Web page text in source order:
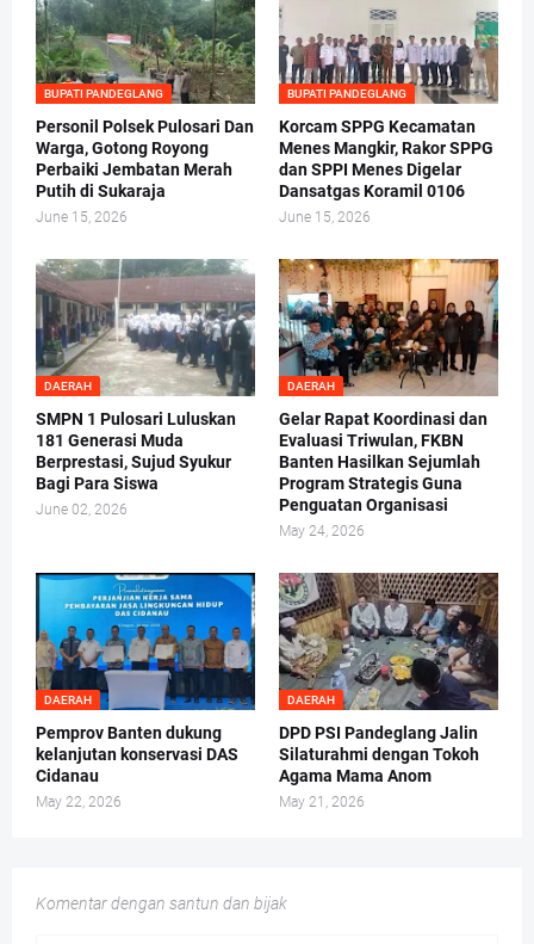
BUPATI PANDEGLANG
Personil Polsek Pulosari Dan
Warga, Gotong Royong
Perbaiki Jembatan Merah
Putih di Sukaraja
June 15, 2026
BUPATI PANDEGLANG
Korcam SPPG Kecamatan
Menes Mangkir, Rakor SPPG
dan SPPI Menes Digelar
Dansatgas Koramil 0106
June 15, 2026
DAERAH
SMPN 1 Pulosari Luluskan
181 Generasi Muda
Berprestasi, Sujud Syukur
Bagi Para Siswa
June 02, 2026
DAERAH
Gelar Rapat Koordinasi dan
Evaluasi Triwulan, FKBN
Banten Hasilkan Sejumlah
Program Strategis Guna
Penguatan Organisasi
May 24, 2026
DAERAH
Pemprov Banten dukung
kelanjutan konservasi DAS
Cidanau
May 22, 2026
DAERAH
DPD PSI Pandeglang Jalin
Silaturahmi dengan Tokoh
Agama Mama Anom
May 21, 2026
Komentar dengan santun dan bijak